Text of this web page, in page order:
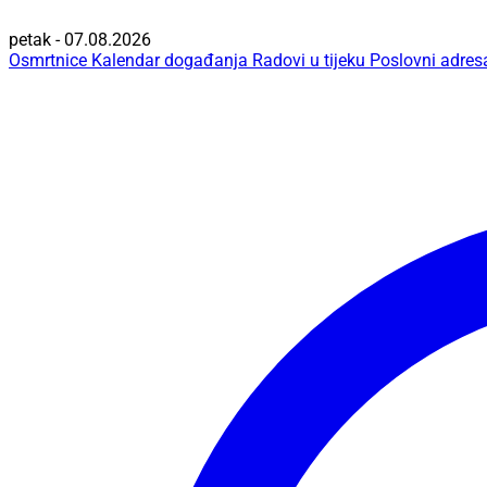
petak - 07.08.2026
Osmrtnice Kalendar događanja Radovi u tijeku Poslovni